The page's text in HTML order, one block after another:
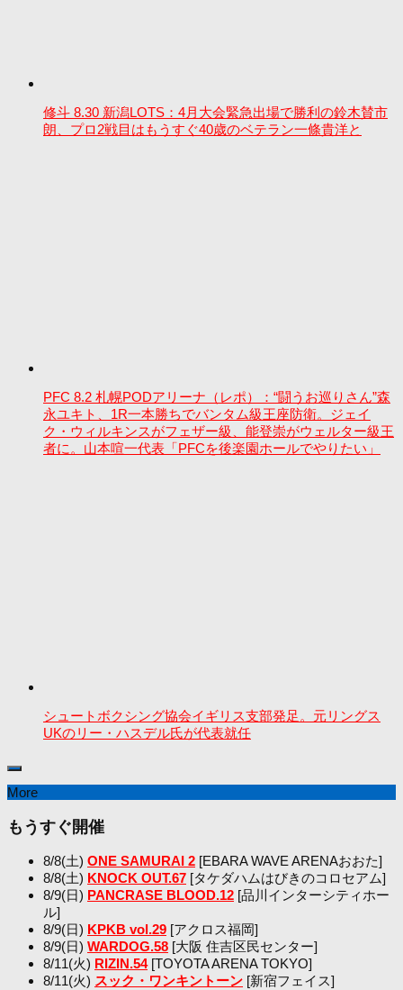
修斗 8.30 新潟LOTS：4月大会緊急出場で勝利の鈴木賛市
朗、プロ2戦目はもうすぐ40歳のベテラン一條貴洋と
PFC 8.2 札幌PODアリーナ（レポ）：“闘うお巡りさん”森
永ユキト、1R一本勝ちでバンタム級王座防衛。ジェイ
ク・ウィルキンスがフェザー級、能登崇がウェルター級王
者に。山本喧一代表「PFCを後楽園ホールでやりたい」
シュートボクシング協会イギリス支部発足。元リングス
UKのリー・ハスデル氏が代表就任
More
もうすぐ開催
8/8(土) ONE SAMURAI 2 [EBARA WAVE ARENAおおた]
8/8(土) KNOCK OUT.67 [タケダハムはびきのコロセアム]
8/9(日) PANCRASE BLOOD.12 [品川インターシティホー
ル]
8/9(日) KPKB vol.29 [アクロス福岡]
8/9(日) WARDOG.58 [大阪 住吉区民センター]
8/11(火) RIZIN.54[TOYOTA ARENA TOKYO]
8/11(火) スック・ワンキントーン [新宿フェイス]